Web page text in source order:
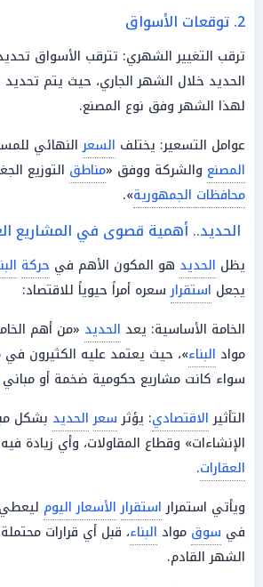
2. توقعات الأسواق
ترقب التغيير الشهري: تترقب الأسواق
الحديد خلال الشهر الجاري، حيث يتم
لهذا الشهر وفق نوع المصنع.
عوامل التسعير: يختلف السعرالنهائي
المصنع والشركة ووفق «مناطق التوزيع
محافظات الجمهورية».
الحديد.. أهمية قصوى في المشاريع
يظل الحديد هو المكون الأهم في حركة
يجعل استقرارسعره أمراً حيوياً للاقتصاد:
الخامة الأساسية: يعد الحديد «من أهم
مواد البناء»، حيث يعتمد عليه الكثيرون في
سواء كانت مشاريع حكومية ضخمة أو مباني
التأثيرالاقتصادي: يؤثرسعر الحديد بشكل
الإنشاءات» وقطاع المقاولات، وأي زيادة
العقارات.
ويأتي استمراراستقرار الأسعار اليوم ليعطي
في سوق مواد البناء، قبل أي قرارات
الشهر القادم.